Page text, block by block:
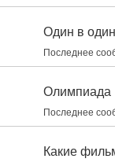
Один в один
Последнее
Олимпиада
Последнее
Какие